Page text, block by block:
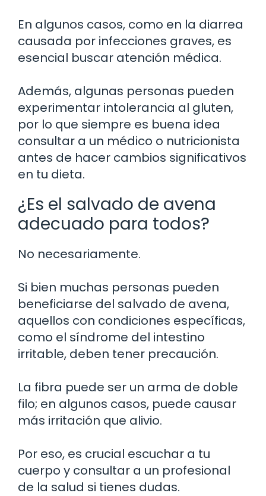
En algunos casos, como en la diarrea
causada por infecciones graves, es
esencial buscar atención médica.
Además, algunas personas pueden
experimentar intolerancia al gluten,
por lo que siempre es buena idea
consultar a un médico o nutricionista
antes de hacer cambios significativos
en tu dieta.
¿Es el salvado de avena
adecuado para todos?
No necesariamente.
Si bien muchas personas pueden
beneficiarse del salvado de avena,
aquellos con condiciones específicas,
como el síndrome del intestino
irritable, deben tener precaución.
La fibra puede ser un arma de doble
filo; en algunos casos, puede causar
más irritación que alivio.
Por eso, es crucial escuchar a tu
cuerpo y consultar a un profesional
de la salud si tienes dudas.